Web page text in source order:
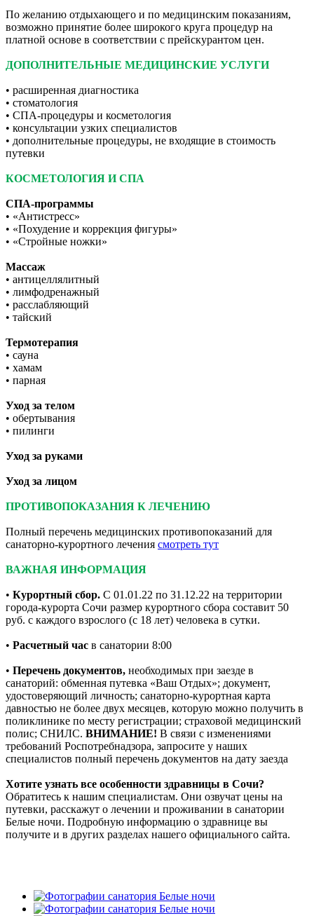
По желанию отдыхающего и по медицинским показаниям,
возможно принятие более широкого круга процедур на
платной основе в соответствии с прейскурантом цен.
ДОПОЛНИТЕЛЬНЫЕ МЕДИЦИНСКИЕ УСЛУГИ
• расширенная диагностика
• стоматология
• СПА-процедуры и косметология
• консультации узких специалистов
• дополнительные процедуры, не входящие в стоимость
путевки
КОСМЕТОЛОГИЯ И СПА
СПА-программы
• «Антистресс»
• «Похудение и коррекция фигуры»
• «Стройные ножки»
Массаж
• антицеллялитный
• лимфодренажный
• расслабляющий
• тайский
Термотерапия
• сауна
• хамам
• парная
Уход за телом
• обертывания
• пилинги
Уход за руками
Уход за лицом
ПРОТИВОПОКАЗАНИЯ К ЛЕЧЕНИЮ
Полный перечень медицинских противопоказаний для
санаторно-курортного лечения смотреть тут
ВАЖНАЯ ИНФОРМАЦИЯ
• Курортный сбор. С 01.01.22 по 31.12.22 на территории
города-курорта Сочи размер курортного сбора составит 50
руб. с каждого взрослого (с 18 лет) человека в сутки.
• Расчетный час в санатории 8:00
• Перечень документов, необходимых при заезде в
санаторий: обменная путевка «Ваш Отдых»; документ,
удостоверяющий личность; санаторно-курортная карта
давностью не более двух месяцев, которую можно получить в
поликлинике по месту регистрации; страховой медицинский
полис; СНИЛС. ВНИМАНИЕ! В связи с изменениями
требований Роспотребнадзора, запросите у наших
специалистов полный перечень документов на дату заезда
Хотите узнать все особенности здравницы в Сочи?
Обратитесь к нашим специалистам. Они озвучат цены на
путевки, расскажут о лечении и проживании в санатории
Белые ночи. Подробную информацию о здравнице вы
получите и в других разделах нашего официального сайта.